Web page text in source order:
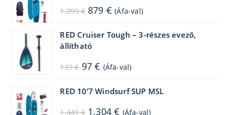
1.099€ Original
price
1.099 €.
879 € Current
price
879 €.
(Áfa-val)
RED Cruiser Tough – 3-részes evező,
állítható
139€ Original
price
97€ Current
price
97 €.
(Áfa-val)
RED 10’7 Windsurf SUP MSL
1.449€ Original
1.304€ Current
(Áfa-val)